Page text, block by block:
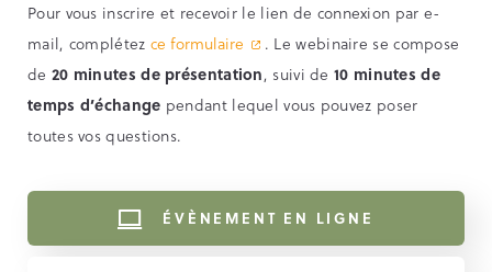
Pour vous inscrire et recevoir le lien de connexion par e-
mail, complétez ce formulaire
. Le webinaire se compose
de 20 minutes de présentation, suivi de 10 minutes de
temps d’échange pendant lequel vous pouvez poser
toutes vos questions.
ÉVÈNEMENT EN LIGNE